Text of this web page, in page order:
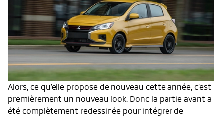
Alors, ce qu’elle propose de nouveau cette année, c’est
premièrement un nouveau look. Donc la partie avant a
été complètement redessinée pour intégrer de